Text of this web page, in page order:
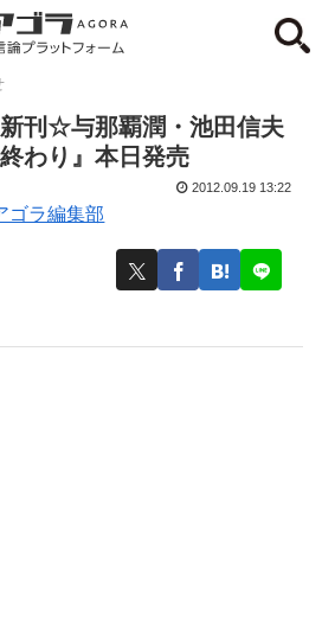
刊☆与那覇潤・池田信夫
わり』本日発売
ゴラ編集部
2012.09.19 13:22